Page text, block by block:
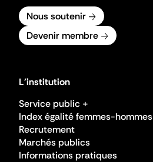
Nous soutenir
Devenir membre
L'institution
Service public +
Index égalité femmes-hommes
Recrutement
Marchés publics
Informations pratiques